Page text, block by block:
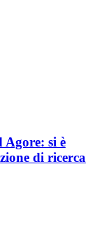
Agore: si è
di ricerca